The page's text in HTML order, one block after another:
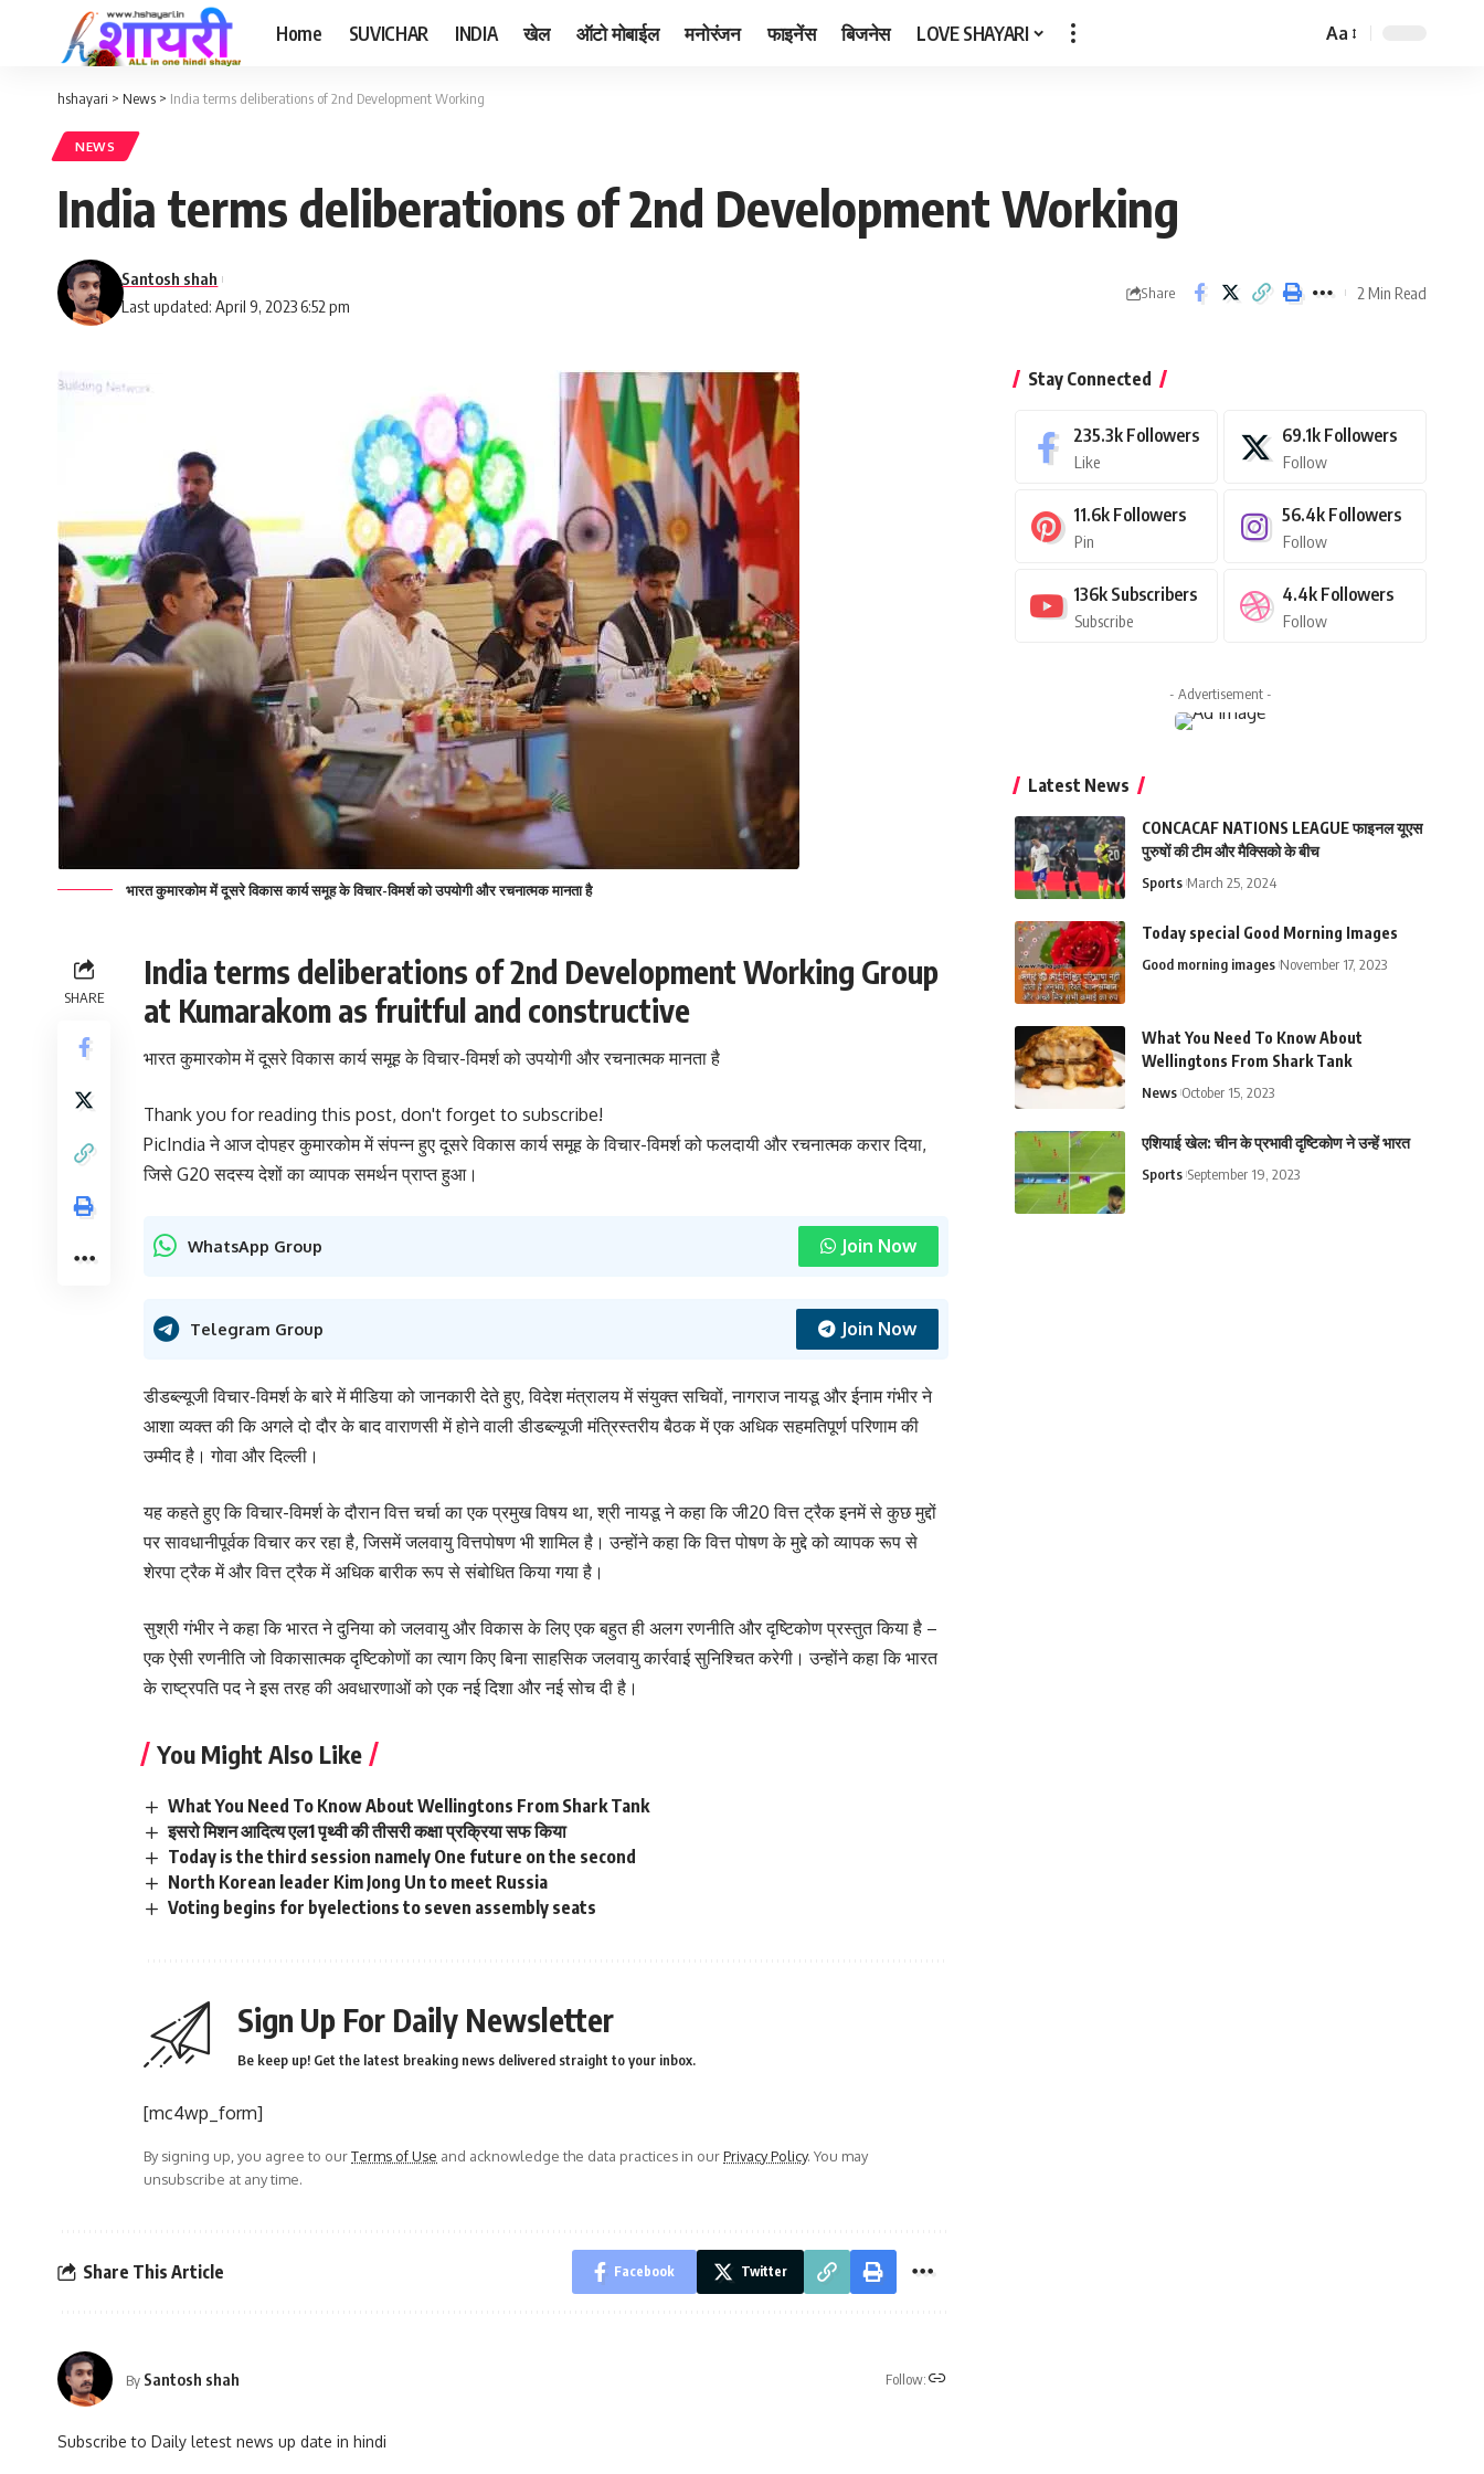
Home SUVICHAR INDIA खेल ऑटो मोबाईल मनोरंजन फाइनेंस बिजनेस LOVE SHAYARI
Font
Aa
hshayari > News > India terms deliberations of 2nd Development Working
NEWS
India terms deliberations of 2nd Development Working
Last updated: April 9, 2023 6:52 pm
Santosh shah
Share 2 Min Read
भारत कुमारकोम में दूसरे विकास कार्य समूह के विचार-विमर्श को उपयोगी और रचनात्मक मानता है
SHARE
India terms deliberations of 2nd Development Working Group
at Kumarakom as fruitful and constructive
भारत कुमारकोम में दूसरे विकास कार्य समूह के विचार-विमर्श को उपयोगी और रचनात्मक मानता है
Thank you for reading this post, don't forget to subscribe!
PicIndia ने आज दोपहर कुमारकोम में संपन्न हुए दूसरे विकास कार्य समूह के विचार-विमर्श को फलदायी और रचनात्मक करार दिया,
जिसे G20 सदस्य देशों का व्यापक समर्थन प्राप्त हुआ।
WhatsApp Group Join Now
Telegram Group Join Now
डीडब्ल्यूजी विचार-विमर्श के बारे में मीडिया को जानकारी देते हुए, विदेश मंत्रालय में संयुक्त सचिवों, नागराज नायडू और ईनाम गंभीर ने
आशा व्यक्त की कि अगले दो दौर के बाद वाराणसी में होने वाली डीडब्ल्यूजी मंत्रिस्तरीय बैठक में एक अधिक सहमतिपूर्ण परिणाम की
उम्मीद है। गोवा और दिल्ली।
यह कहते हुए कि विचार-विमर्श के दौरान वित्त चर्चा का एक प्रमुख विषय था, श्री नायडू ने कहा कि जी20 वित्त ट्रैक इनमें से कुछ मुद्दों
पर सावधानीपूर्वक विचार कर रहा है, जिसमें जलवायु वित्तपोषण भी शामिल है। उन्होंने कहा कि वित्त पोषण के मुद्दे को व्यापक रूप से
शेरपा ट्रैक में और वित्त ट्रैक में अधिक बारीक रूप से संबोधित किया गया है।
सुश्री गंभीर ने कहा कि भारत ने दुनिया को जलवायु और विकास के लिए एक बहुत ही अलग रणनीति और दृष्टिकोण प्रस्तुत किया है –
एक ऐसी रणनीति जो विकासात्मक दृष्टिकोणों का त्याग किए बिना साहसिक जलवायु कार्रवाई सुनिश्चित करेगी। उन्होंने कहा कि भारत
के राष्ट्रपति पद ने इस तरह की अवधारणाओं को एक नई दिशा और नई सोच दी है।
You Might Also Like
What You Need To Know About Wellingtons From Shark Tank
इसरो मिशन आदित्य एल1 पृथ्वी की तीसरी कक्षा प्रक्रिया सफ किया
Today is the third session namely One future on the second
North Korean leader Kim Jong Un to meet Russia
Voting begins for byelections to seven assembly seats
Sign Up For Daily Newsletter
Be keep up! Get the latest breaking news delivered straight to your inbox.
[mc4wp_form]
By signing up, you agree to ourTerms of Use and acknowledge the data practices in ourPrivacy Policy. You may
unsubscribe at any time.
Share This Article Facebook Twitter
By Santosh shah Follow:
Subscribe to Daily letest news up date in hindi
Stay Connected
235.3k Followers
Like
69.1k Followers
Follow
11.6k Followers
Pin
56.4k Followers
Follow
136k Subscribers
Subscribe
4.4k Followers
Follow
- Advertisement -
Latest News
CONCACAF NATIONS LEAGUE फाइनल यूएस
पुरुषों की टीम और मैक्सिको के बीच
Sports March 25, 2024
Today special Good Morning Images
Good morning images November 17, 2023
What You Need To Know About
Wellingtons From Shark Tank
News October 15, 2023
एशियाई खेल: चीन के प्रभावी दृष्टिकोण ने उन्हें भारत
Sports September 19, 2023